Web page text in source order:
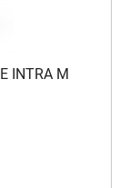
INTRA M